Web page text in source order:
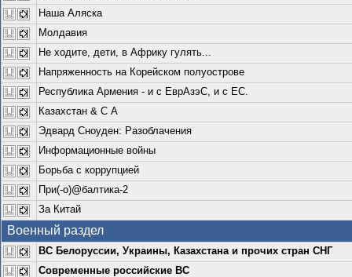
Наша Аляска
Молдавия
Не ходите, дети, в Африку гулять...
Напряженность на Корейском полуострове
Республика Армения - и с ЕврАзэС, и с ЕС.
Казахстан & С А
Эдвард Сноуден: Разоблачения
Информационные войны
Борьба с коррупцией
При(-о)@балтика-2
За Китай
Военный раздел
ВС Белоруссии, Украины, Казахстана и прочих стран СНГ
Современные российские ВС